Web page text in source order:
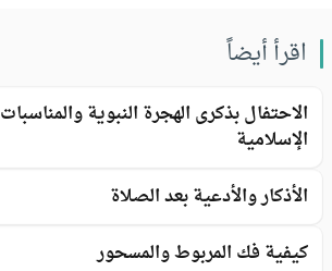
اقرأ أيضاً
الاحتفال بذكرى الهجرة النبوية والمناسبات
الإسلامية
الأذكار والأدعية بعد الصلاة
كيفية فك المربوط والمسحور